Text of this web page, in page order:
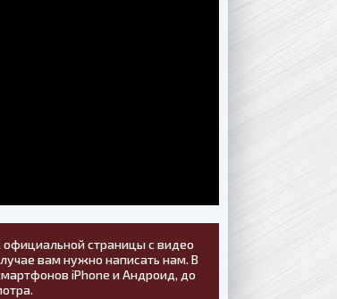
страницы с видео
вам нужно написать нам. В
iPhone и Андроид, до